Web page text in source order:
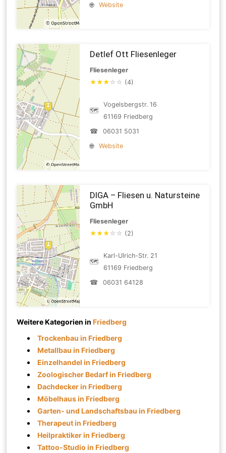
🌐
Website
Detlef Ott Fliesenleger
Fliesenleger
★★★ ☆ ☆ (4)
🗺
Vogelsbergstr. 16
61169 Friedberg
☎
06031 5031
🌐
Website
DIGA – Fliesen u. Natursteine
GmbH
Fliesenleger
★★★ ☆ ☆ (2)
🗺
Karl-Ulrich-Str. 21
61169 Friedberg
☎
06031 64128
Weitere Kategorien inFriedberg
Trockenbau in Friedberg
Metallbau in Friedberg
Einzelhandel in Friedberg
Zoologischer Bedarf in Friedberg
Dachdecker in Friedberg
Möbelhaus in Friedberg
Garten- und Landschaftsbau in Friedberg
Therapeut in Friedberg
Heilpraktiker in Friedberg
Tattoo-Studio in Friedberg